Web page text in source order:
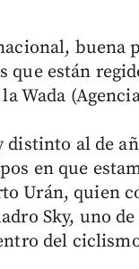
buena
que están
Wada
al de
en que
Urán, quien
Sky, uno
del